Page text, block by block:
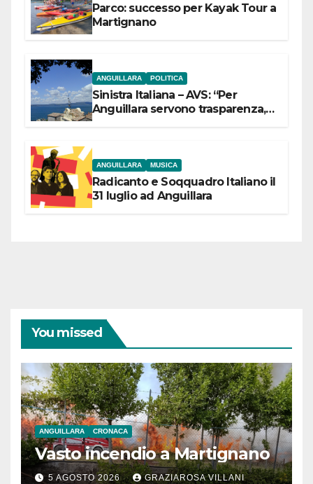
Parco: successo per Kayak Tour a
Martignano
ANGUILLARA POLITICA
Sinistra Italiana – AVS: “Per
Anguillara servono trasparenza,
ANGUILLARA MUSICA
Radicanto e Soqquadro Italiano il
31 luglio ad Anguillara
You missed
ANGUILLARA CRONACA
Vasto incendio a Martignano
5 AGOSTO 2026 GRAZIAROSA VILLANI